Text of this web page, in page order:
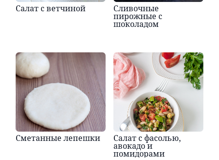
Салат с ветчиной Сливочные
пирожные с
шоколадом
Сметанные лепешки Салат с фасолью,
авокадо и
помидорами